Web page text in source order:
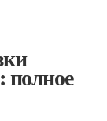
полное